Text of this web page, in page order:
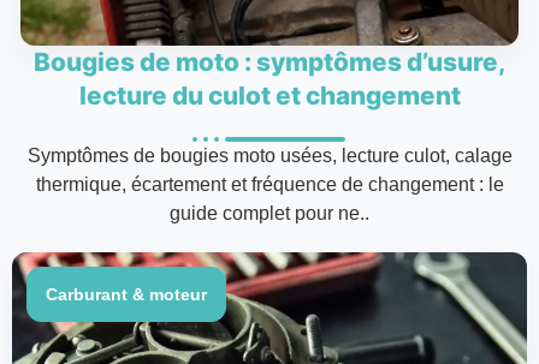
Bougies de moto : symptômes d’usure,
lecture du culot et changement
Symptômes de bougies moto usées, lecture culot, calage
thermique, écartement et fréquence de changement : le
guide complet pour ne..
Carburant & moteur